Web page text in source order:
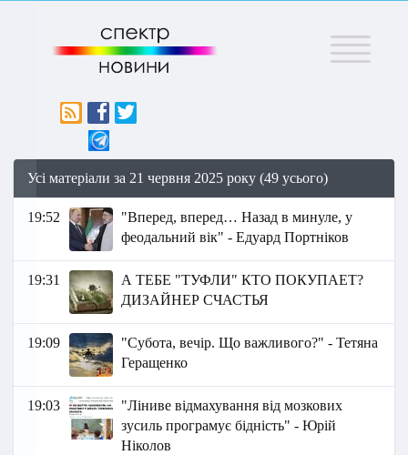
Меню
Усі матеріали за 21 червня 2025 року (49 усього)
19:52
"Вперед, вперед… Назад в минуле, у
феодальний вік" - Едуард Портніков
19:31
А ТЕБЕ "ТУФЛИ" КТО ПОКУПАЕТ?
ДИЗАЙНЕР СЧАСТЬЯ
19:09
"Субота, вечір. Що важливого?" - Тетяна
Геращенко
19:03
"Ліниве відмахування від мозкових
зусиль програмує бідність" - Юрій
Ніколов